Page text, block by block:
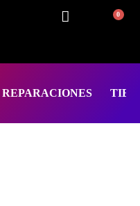
0
REPARACIONES